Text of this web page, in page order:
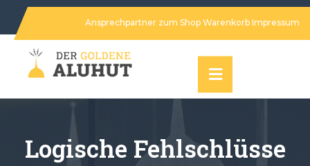
Ansprechpartner zum Shop Warenkorb Impressum
Logische Fehlschlüsse